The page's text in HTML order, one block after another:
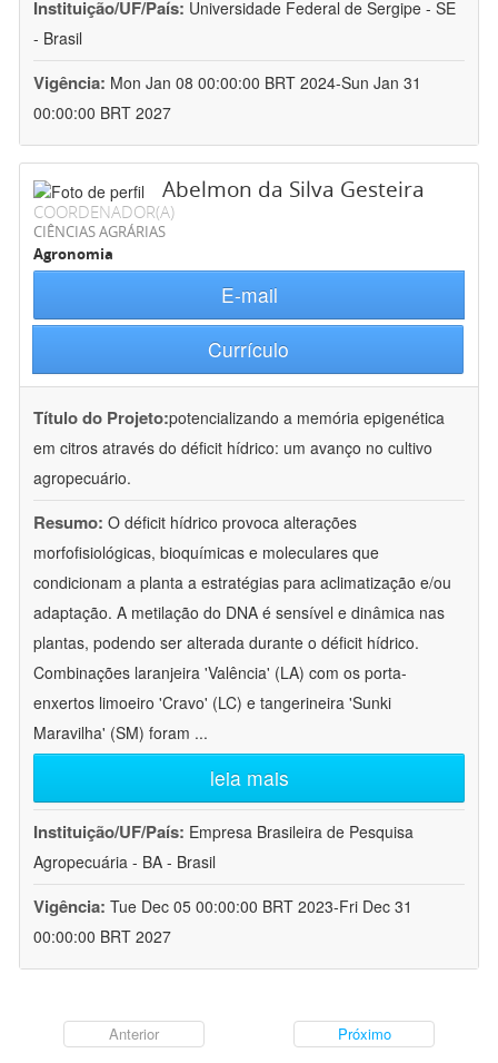
Instituição/UF/País: Universidade Federal de Sergipe - SE
- Brasil
Vigência: Mon Jan 08 00:00:00 BRT 2024-Sun Jan 31
00:00:00 BRT 2027
Abelmon da Silva Gesteira
COORDENADOR(A)
CIÊNCIAS AGRÁRIAS
Agronomia
E-mail
Currículo
Título do Projeto:potencializando a memória epigenética
em citros através do déficit hídrico: um avanço no cultivo
agropecuário.
Resumo: O déficit hídrico provoca alterações
morfofisiológicas, bioquímicas e moleculares que
condicionam a planta a estratégias para aclimatização e/ou
adaptação. A metilação do DNA é sensível e dinâmica nas
plantas, podendo ser alterada durante o déficit hídrico.
Combinações laranjeira 'Valência' (LA) com os porta-
enxertos limoeiro 'Cravo' (LC) e tangerineira 'Sunki
Maravilha' (SM) foram ...
leia mais
Instituição/UF/País: Empresa Brasileira de Pesquisa
Agropecuária - BA - Brasil
Vigência: Tue Dec 05 00:00:00 BRT 2023-Fri Dec 31
00:00:00 BRT 2027
Anterior Próximo